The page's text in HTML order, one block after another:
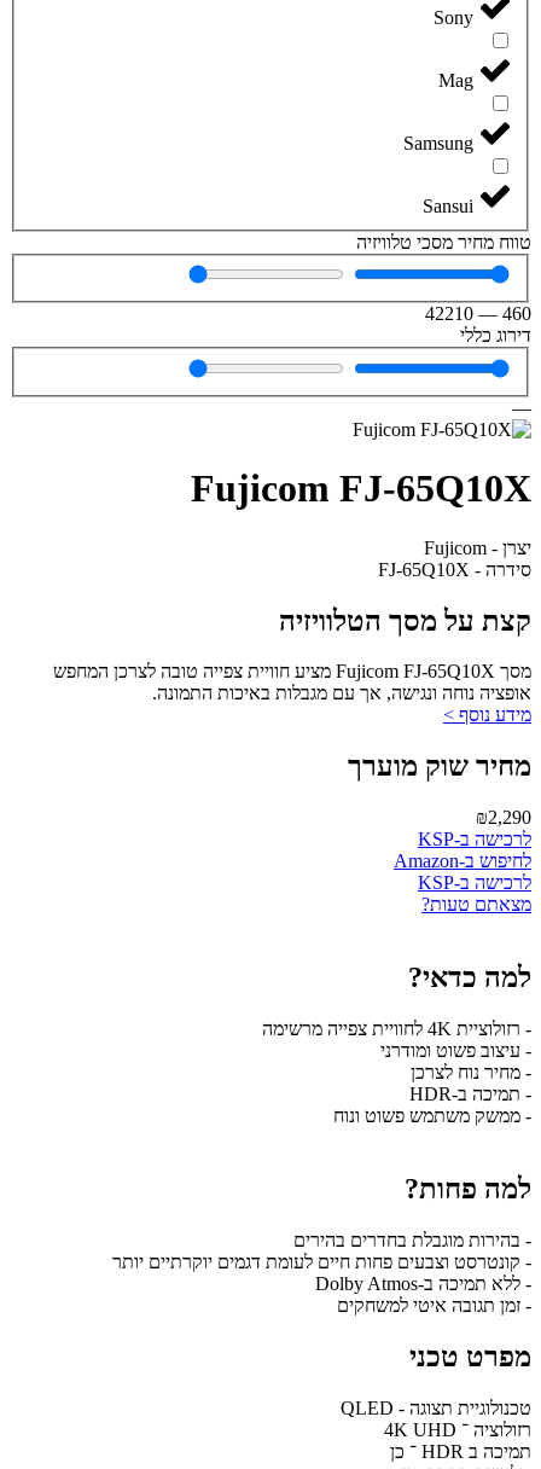
Sony
Mag
Samsung
Sansui
טווח מחיר מסכי טלוויזיה
460
—
42210
דירוג כללי
—
Fujicom FJ-65Q10X
יצרן - Fujicom
סידרה - FJ-65Q10X
קצת על מסך הטלוויזיה
מסך Fujicom FJ-65Q10X מציע חוויית צפייה טובה לצרכן המחפש
אופציה נוחה ונגישה, אך עם מגבלות באיכות התמונה.
מידע נוסף >
מחיר שוק מוערך
₪2,290
לרכישה ב-KSP
לחיפוש ב-Amazon
לרכישה ב-KSP
מצאתם טעות?
למה כדאי?
- רזולוציית 4K לחוויית צפייה מרשימה
- עיצוב פשוט ומודרני
- מחיר נוח לצרכן
- תמיכה ב-HDR
- ממשק משתמש פשוט ונוח
למה פחות?
- בהירות מוגבלת בחדרים בהירים
- קונטרסט וצבעים פחות חיים לעומת דגמים יוקרתיים יותר
- ללא תמיכה ב-Dolby Atmos
- זמן תגובה איטי למשחקים
מפרט טכני
טכנולוגיית תצוגה - QLED
רזולוציה ־ 4K UHD
תמיכה ב HDR ־ כן